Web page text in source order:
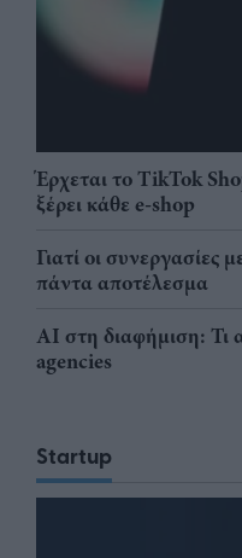
Έρχεται το TikTok
ξέρει κάθε e-shop
Γιατί οι
πάντα αποτέλεσμα
AI στη διαφήμιση: Τι
agencies
Startup